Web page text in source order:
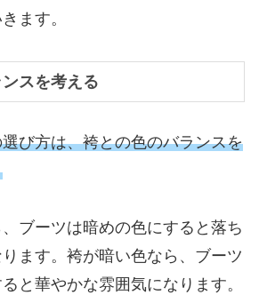
ます。
スを考える
び方は、袴との色のバランスを
ブーツは暗めの色にすると落ち
ます。袴が暗い色なら、ブーツ
と華やかな雰囲気になります。